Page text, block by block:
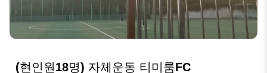
(현인원18명) 자체운동 티미룸FC